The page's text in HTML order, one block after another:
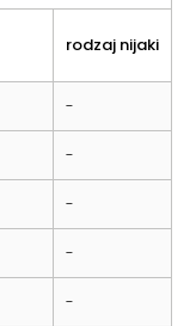
rodzaj nijaki
-
-
-
-
-